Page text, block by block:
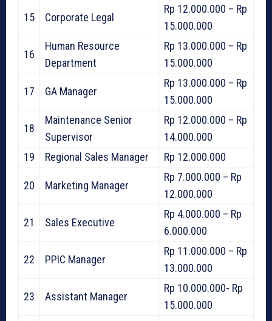
15 Corporate Legal
Rp 12.000.000 – Rp
15.000.000
16
Human Resource
Department
Rp 13.000.000 – Rp
15.000.000
17 GA Manager
Rp 13.000.000 – Rp
15.000.000
18
Maintenance Senior
Supervisor
Rp 12.000.000 – Rp
14.000.000
19
Regional Sales Manager Rp 12.000.000
20 Marketing Manager
Rp 7.000.000 – Rp
12.000.000
21 Sales Executive
Rp 4.000.000 – Rp
6.000.000
22 PPIC Manager
Rp 11.000.000 – Rp
13.000.000
23 Assistant Manager
Rp 10.000.000- Rp
15.000.000